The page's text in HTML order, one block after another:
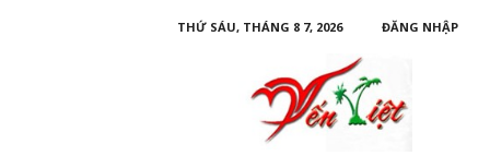
THỨ SÁU, THÁNG 8 7, 2026
ĐĂNG NHẬP